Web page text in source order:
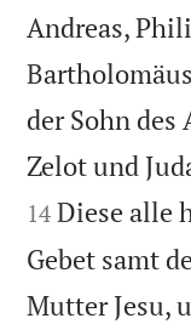
Andreas,
der Sohn
Zelot und
14 Diese alle
Gebet samt
Mutter Jesu,